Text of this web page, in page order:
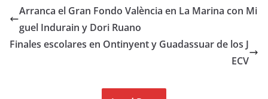
Arranca el Gran Fondo València en La Marina con Mi
guel Indurain y Dori Ruano
Finales escolares en Ontinyent y Guadassuar de los J
ECV